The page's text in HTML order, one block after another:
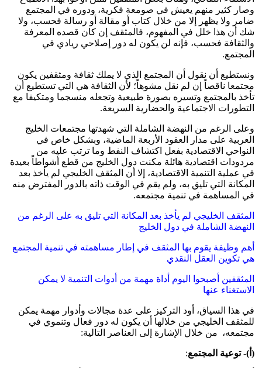
وصار كثير منهم يعيش في صومعة فكرية، ودوره في المجتمع
ضامر ولا يظهر إلا من خلال كتاب أو مقالة أو رسالة فحسب، ولا
شك أن هذا خلل في المفهوم، فالمثقف إن كان قصده المعرفة
والثقافة فحسب، فإنه لن يكون له دور إصلاحي ريادي في
المجتمع.
ونستطيع أن نقول أن المجتمع الذي لا يملك ثقافة ومثقفين يكون
مجتمعا ناقصاً إن لم نقل مشوهاً؛ لأن الثقافة هي التي تستطيع أن
تأخذ بالمجتمع وتسيره بصورة طبيعية وتجعله منسجما ومتكيفا مع
التطورات الاجتماعية والحضارية السريعة.
وعلى الرغم من النهضة الشاملة التي شهدتها مجتمعات الخليج
العربية على مدار العقود الأربعة الماضية، وبشكل خاص في
النواحي الاقتصادية بفعل اكتشاف النفط وما ترتب عليه من
مردودات اقتصادية هائلة مكنت دول الخليج من قطع أشواطاً بعيدة
في عملية التنمية الاقتصادية، إلا أن المثقف الخليجي لم يأخذ بعد
المكانة التي تليق به، ولم يقم في الوقت ذاته بالدور المفترض منه
في المساهمة في تنمية مجتمعه.
المثقف الخليجي لم يأخذ بعد المكانة التي تليق به على الرغم من
النهضة الشاملة في دول الخليج
أهم وظيفة يقوم بها المثقف في إطار مساهمته في تنمية المجتمع
هي تكوين العقل النقدي
المثقفين أصبحوا اليوم أداة مهمة من أدوات التنمية لا يمكن
الاستغناء عنها
في هذا السياق، أود التركيز على عدة مجالات وأدوار مهمة يمكن
للمثقف الخليجي من خلالها أن يكون له دور فعال وتنموي في
مجتمعه، من خلال الإشارة إلى العناصر التالية:
(أ)- توعية المجتمع: